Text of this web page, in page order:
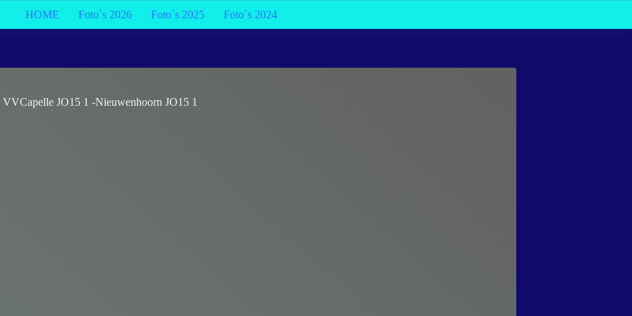
HOME Foto`s 2026 Foto`s 2025 Foto`s 2024
VVCapelle JO15 1 -Nieuwenhoorn JO15 1